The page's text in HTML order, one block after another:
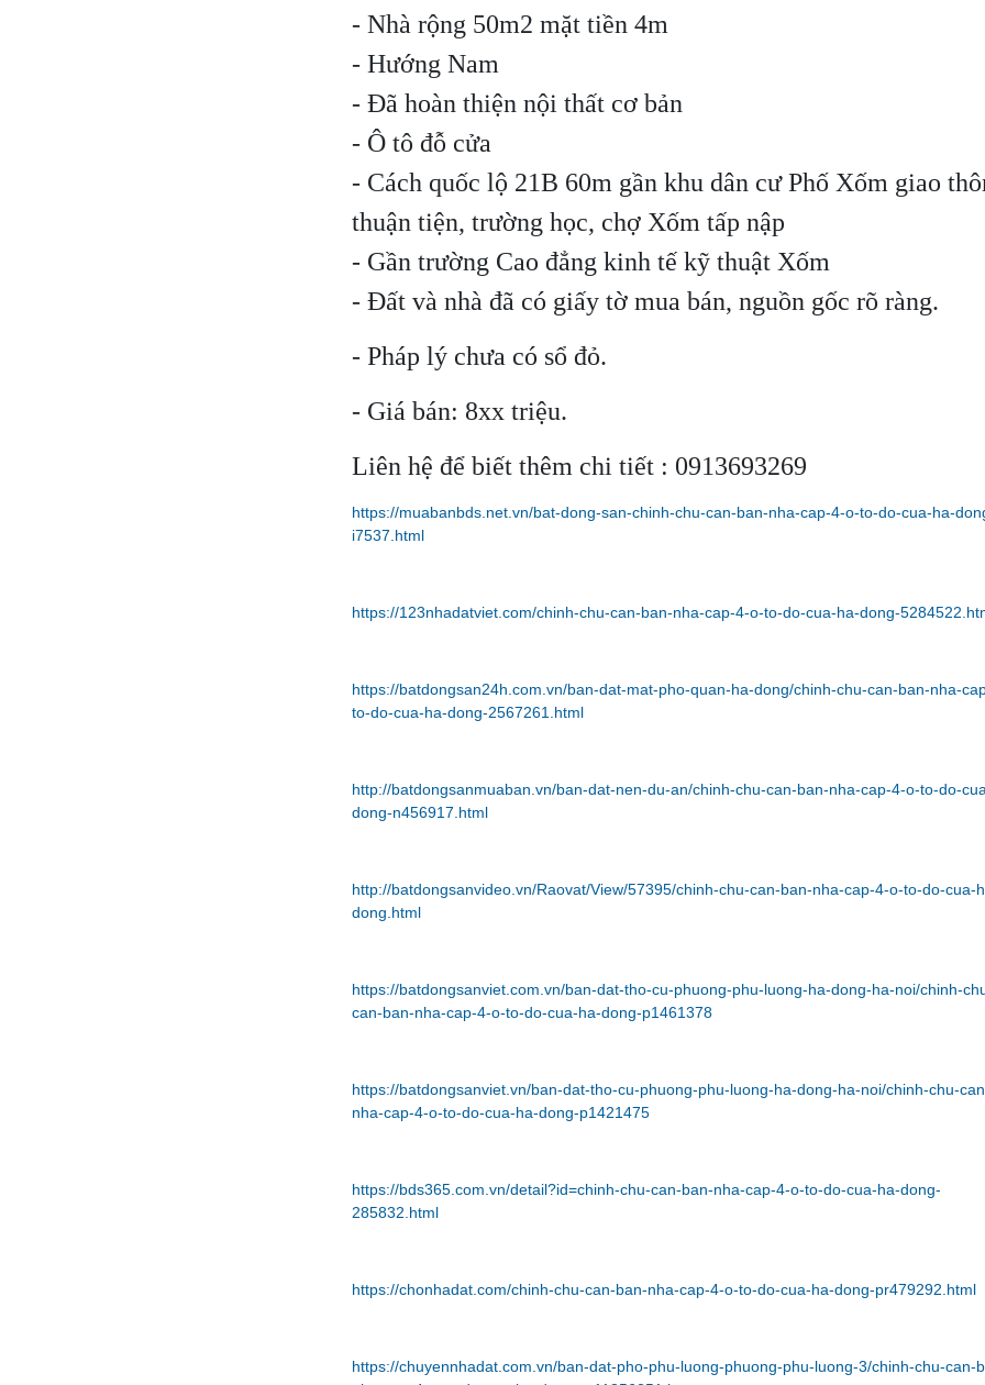
- Nhà rộng 50m2 mặt tiền 4m
- Hướng Nam
- Đã hoàn thiện nội thất cơ bản
- Ô tô đỗ cửa
- Cách quốc lộ 21B 60m gần khu dân cư Phố Xốm giao
thuận tiện, trường học, chợ Xốm tấp nập
- Gần trường Cao đẳng kinh tế kỹ thuật Xốm
- Đất và nhà đã có giấy tờ mua bán, nguồn gốc rõ ràng.
- Pháp lý chưa có sổ đỏ.
- Giá bán: 8xx triệu.
Liên hệ để biết thêm chi tiết : 0913693269
https://muabanbds.net.vn/bat-dong-san-chinh-chu-can-ban-nha-cap-4-o-to-do-cua-ha-
i7537.html
https://123nhadatviet.com/chinh-chu-can-ban-nha-cap-4-o-to-do-cua-ha-dong-
https://batdongsan24h.com.vn/ban-dat-mat-pho-quan-ha-dong/chinh-chu-can-ban-nha-
to-do-cua-ha-dong-2567261.html
http://batdongsanmuaban.vn/ban-dat-nen-du-an/chinh-chu-can-ban-nha-cap-4-o-to-do-
dong-n456917.html
http://batdongsanvideo.vn/Raovat/View/57395/chinh-chu-can-ban-nha-cap-4-o-to-do-cua-
dong.html
https://batdongsanviet.com.vn/ban-dat-tho-cu-phuong-phu-luong-ha-dong-ha-noi/chinh-
can-ban-nha-cap-4-o-to-do-cua-ha-dong-p1461378
https://batdongsanviet.vn/ban-dat-tho-cu-phuong-phu-luong-ha-dong-ha-noi/chinh-chu-
nha-cap-4-o-to-do-cua-ha-dong-p1421475
https://bds365.com.vn/detail?id=chinh-chu-can-ban-nha-cap-4-o-to-do-cua-ha-dong-
285832.html
https://chonhadat.com/chinh-chu-can-ban-nha-cap-4-o-to-do-cua-ha-dong-pr479292.html
https://chuyennhadat.com.vn/ban-dat-pho-phu-luong-phuong-phu-luong-3/chinh-chu-can-